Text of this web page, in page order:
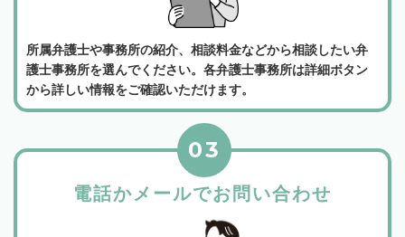
所属弁護士や事務所の紹介、相談料金などから相談したい弁
護士事務所を選んでください。各弁護士事務所は詳細ボタン
から詳しい情報をご確認いただけます。
電話かメールでお問い合わせ
03